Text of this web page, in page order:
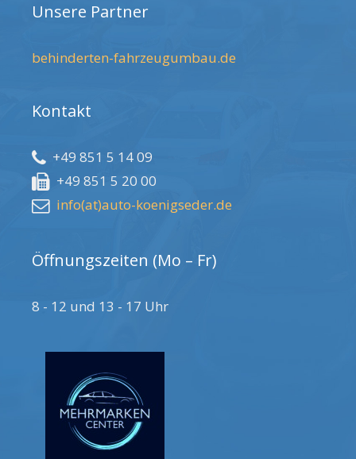
Unsere Partner
behinderten-fahrzeugumbau.de
Kontakt
+49 851 5 14 09
+49 851 5 20 00
info(at)auto-koenigseder.de
Öffnungszeiten (Mo – Fr)
8 - 12 und 13 - 17 Uhr